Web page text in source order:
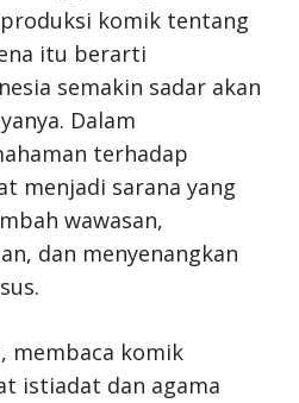
komik tentang
itu berarti
semakin sadar akan
Dalam
terhadap
menjadi sarana yang
wawasan,
dan menyenangkan
membaca komik
istiadat dan agama